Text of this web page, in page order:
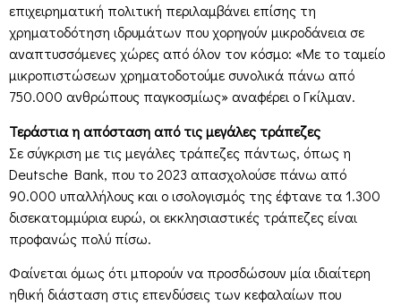
επιχειρηματική πολιτική περιλαμβάνει επίσης τη
χρηματοδότηση ιδρυμάτων που χορηγούν μικροδάνεια σε
αναπτυσσόμενες χώρες από όλον τον κόσμο: «Με το ταμείο
μικροπιστώσεων χρηματοδοτούμε συνολικά πάνω από
750.000 ανθρώπους παγκοσμίως» αναφέρει ο Γκίλμαν.
Τεράστια η απόσταση από τις μεγάλες τράπεζες
Σε σύγκριση με τις μεγάλες τράπεζες πάντως, όπως η
Deutsche Bank, που το 2023 απασχολούσε πάνω από
90.000 υπαλλήλους και ο ισολογισμός της έφτανε τα 1.300
δισεκατομμύρια ευρώ, οι εκκλησιαστικές τράπεζες είναι
προφανώς πολύ πίσω.
Φαίνεται όμως ότι μπορούν να προσδώσουν μία ιδιαίτερη
ηθική διάσταση στις επενδύσεις των κεφαλαίων που